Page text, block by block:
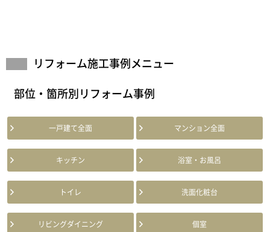
リフォーム施工事例メニュー
部位・箇所別リフォーム事例
一戸建て全面 マンション全面
キッチン 浴室・お風呂
トイレ 洗面化粧台
リビングダイニング 個室